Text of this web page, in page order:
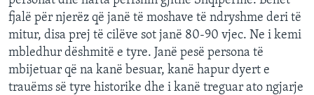
fjalë për njerëz që janë të moshave të ndryshme deri të
mitur, disa prej të cilëve sot janë 80-90 vjec. Ne i kemi
mbledhur dëshmitë e tyre. Janë pesë persona të
mbijetuar që na kanë besuar, kanë hapur dyert e
trauëms së tyre historike dhe i kanë treguar ato ngjarje